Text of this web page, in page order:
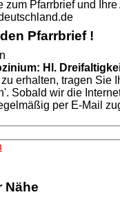
zum Pfarrbrief und
Pfarrbrief !
Hl.
erhalten, tragen Sie
Sobald wir die
per E-Mail
Nähe